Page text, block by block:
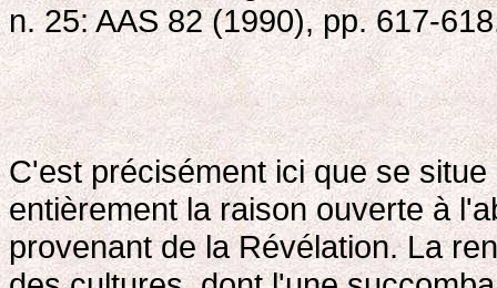
n. 25: AAS 82 (1990), pp. 617-
C'est précisément ici que se
entièrement la raison ouverte à
provenant de la Révélation. La